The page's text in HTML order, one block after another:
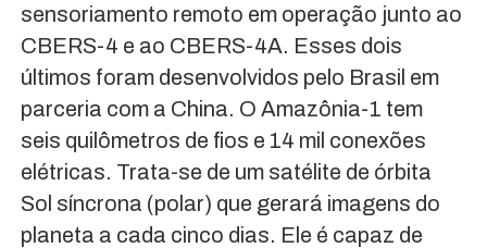
sensoriamento remoto em operação junto ao
CBERS-4 e ao CBERS-4A. Esses dois
últimos foram desenvolvidos pelo Brasil em
parceria com a China. O Amazônia-1 tem
seis quilômetros de fios e 14 mil conexões
elétricas. Trata-se de um satélite de órbita
Sol síncrona (polar) que gerará imagens do
planeta a cada cinco dias. Ele é capaz de